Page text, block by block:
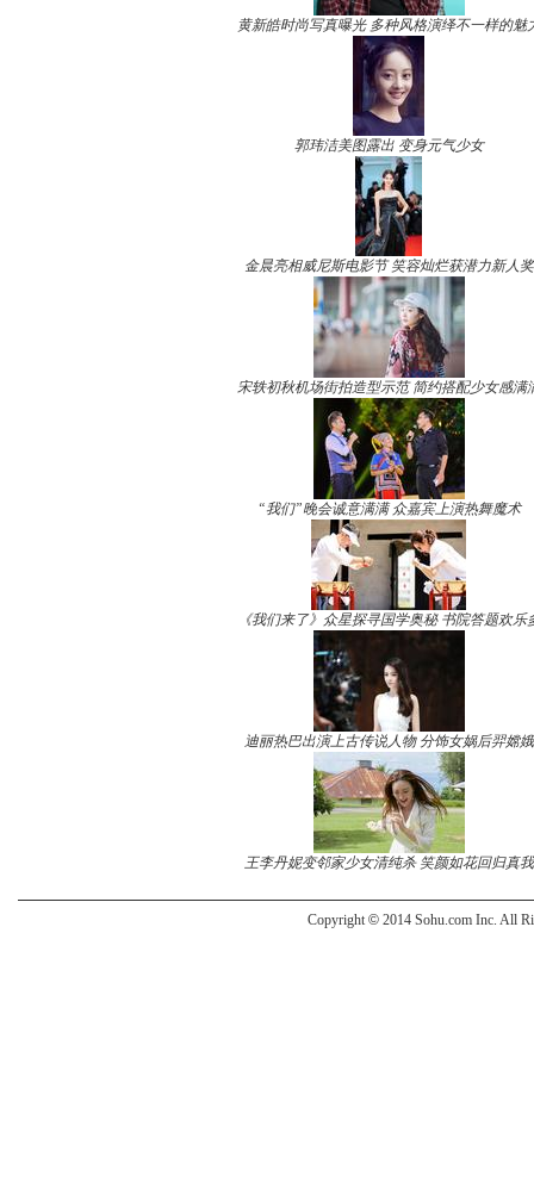
黄新皓时尚写真曝光 多种风格演绎不一样的魅
郭玮洁美图露出 变身元气少女
金晨亮相威尼斯电影节 笑容灿烂获潜力新人奖
宋轶初秋机场街拍造型示范 简约搭配少女感满
“我们”晚会诚意满满 众嘉宾上演热舞魔术
《我们来了》众星探寻国学奥秘 书院答题欢乐
迪丽热巴出演上古传说人物 分饰女娲后羿嫦娥
王李丹妮变邻家少女清纯杀 笑颜如花回归真我
Copyright © 2014 Sohu.com Inc. All